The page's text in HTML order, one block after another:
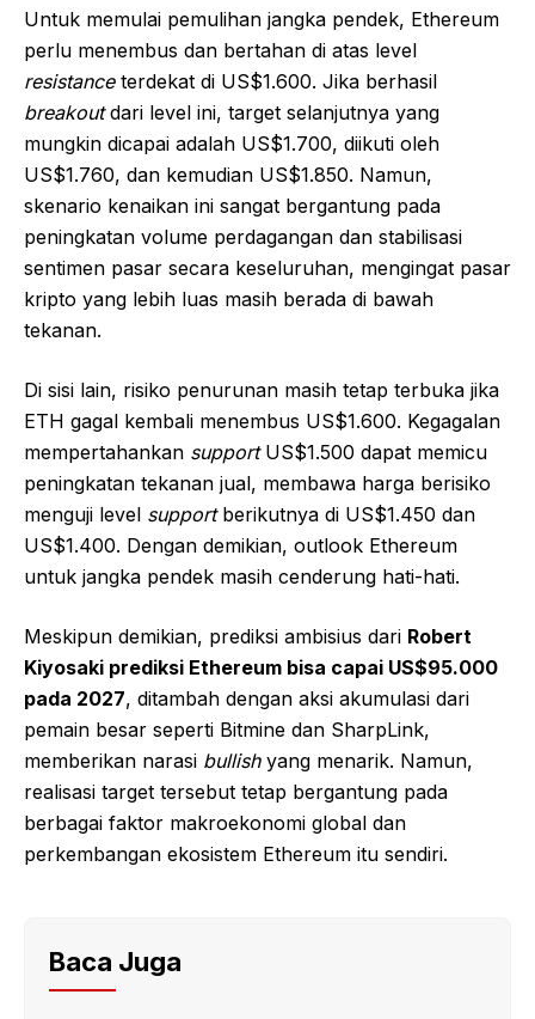
Untuk memulai pemulihan jangka pendek, Ethereum
perlu menembus dan bertahan di atas level
resistanceterdekat di US$1.600. Jika berhasil
breakoutdari level ini, target selanjutnya yang
mungkin dicapai adalah US$1.700, diikuti oleh
US$1.760, dan kemudian US$1.850. Namun,
skenario kenaikan ini sangat bergantung pada
peningkatan volume perdagangan dan stabilisasi
sentimen pasar secara keseluruhan, mengingat pasar
kripto yang lebih luas masih berada di bawah
tekanan.
Di sisi lain, risiko penurunan masih tetap terbuka jika
ETH gagal kembali menembus US$1.600. Kegagalan
mempertahankan supportUS$1.500 dapat memicu
peningkatan tekanan jual, membawa harga berisiko
menguji level supportberikutnya di US$1.450 dan
US$1.400. Dengan demikian, outlook Ethereum
untuk jangka pendek masih cenderung hati-hati.
Meskipun demikian, prediksi ambisius dari Robert
Kiyosaki prediksi Ethereum bisa capai US$95.000
pada 2027, ditambah dengan aksi akumulasi dari
pemain besar seperti Bitmine dan SharpLink,
memberikan narasi bullishyang menarik. Namun,
realisasi target tersebut tetap bergantung pada
berbagai faktor makroekonomi global dan
perkembangan ekosistem Ethereum itu sendiri.
Baca Juga